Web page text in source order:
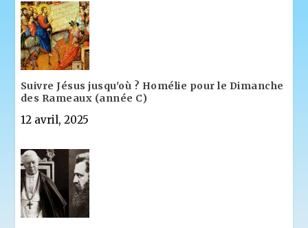
Suivre Jésus jusqu'où ? Homélie pour le Dimanche
des Rameaux (année C)
12 avril, 2025